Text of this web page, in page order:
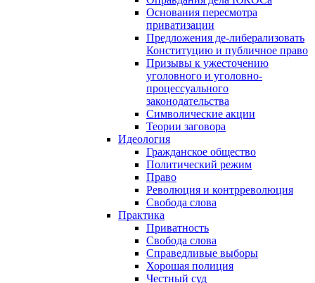
Основания пересмотра
приватизации
Предложения де-либерализовать
Конституцию и публичное право
Призывы к ужесточению
уголовного и уголовно-
процессуального
законодательства
Символические акции
Теории заговора
Идеология
Гражданское общество
Политический режим
Право
Революция и контрреволюция
Свобода слова
Практика
Приватность
Свобода слова
Справедливые выборы
Хорошая полиция
Честный суд